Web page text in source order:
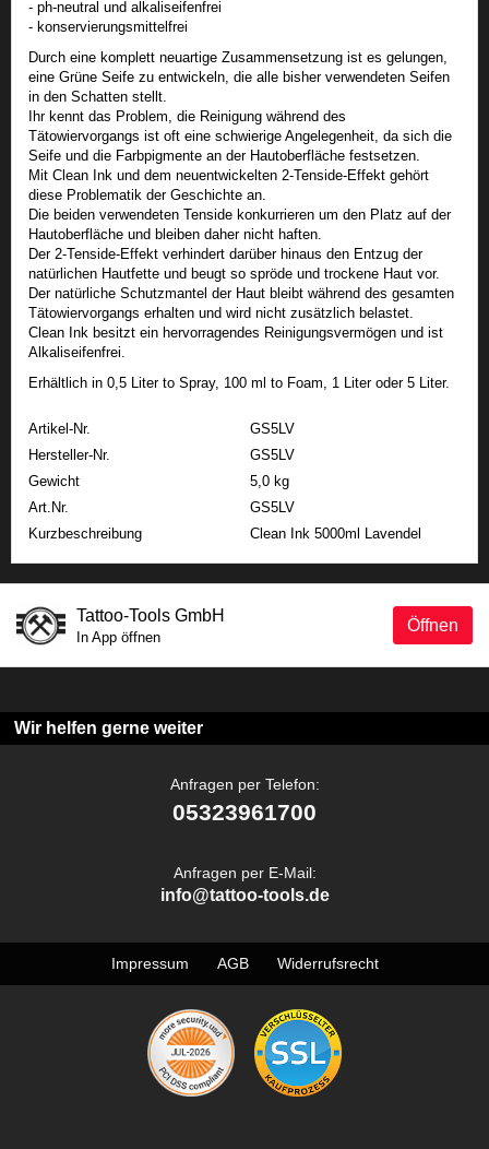
- ph-neutral und alkaliseifenfrei
- konservierungsmittelfrei
Durch eine komplett neuartige Zusammensetzung ist es gelungen,
eine Grüne Seife zu entwickeln, die alle bisher verwendeten Seifen
in den Schatten stellt.
Ihr kennt das Problem, die Reinigung während des
Tätowiervorgangs ist oft eine schwierige Angelegenheit, da sich die
Seife und die Farbpigmente an der Hautoberfläche festsetzen.
Mit Clean Ink und dem neuentwickelten 2-Tenside-Effekt gehört
diese Problematik der Geschichte an.
Die beiden verwendeten Tenside konkurrieren um den Platz auf der
Hautoberfläche und bleiben daher nicht haften.
Der 2-Tenside-Effekt verhindert darüber hinaus den Entzug der
natürlichen Hautfette und beugt so spröde und trockene Haut vor.
Der natürliche Schutzmantel der Haut bleibt während des gesamten
Tätowiervorgangs erhalten und wird nicht zusätzlich belastet.
Clean Ink besitzt ein hervorragendes Reinigungsvermögen und ist
Alkaliseifenfrei.
Erhältlich in 0,5 Liter to Spray, 100 ml to Foam, 1 Liter oder 5 Liter.
Artikel-Nr.
GS5LV
Hersteller-Nr.
GS5LV
Gewicht
5,0 kg
Art.Nr.
GS5LV
Kurzbeschreibung
Clean Ink 5000ml Lavendel
Öffnen
Tattoo-Tools GmbH
In App öffnen
Wir helfen gerne weiter
Anfragen per Telefon:
05323961700
Anfragen per E-Mail:
info@tattoo-tools.de
Impressum AGB Widerrufsrecht